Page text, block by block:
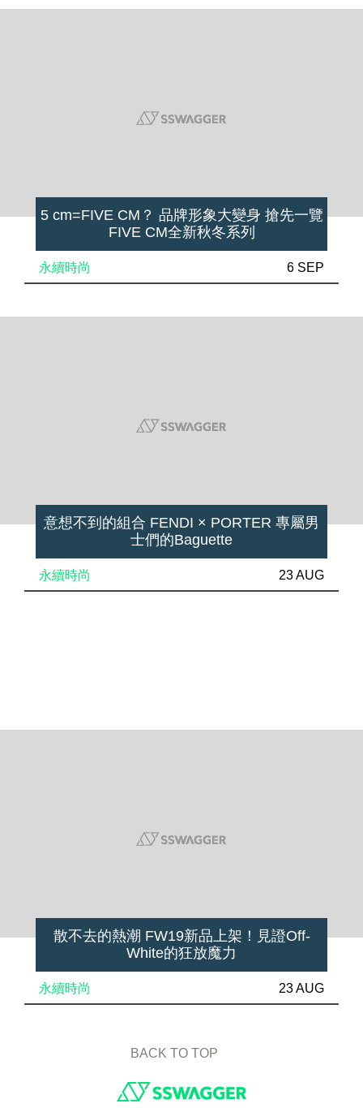
5 cm=FIVE CM？ 品牌形象大變身 搶先一覽
FIVE CM全新秋冬系列
永續時尚 6 SEP
意想不到的組合 FENDI × PORTER 專屬男
士們的Baguette
永續時尚 23 AUG
散不去的熱潮 FW19新品上架！見證Off-
White的狂放魔力
永續時尚 23 AUG
BACK TO TOP